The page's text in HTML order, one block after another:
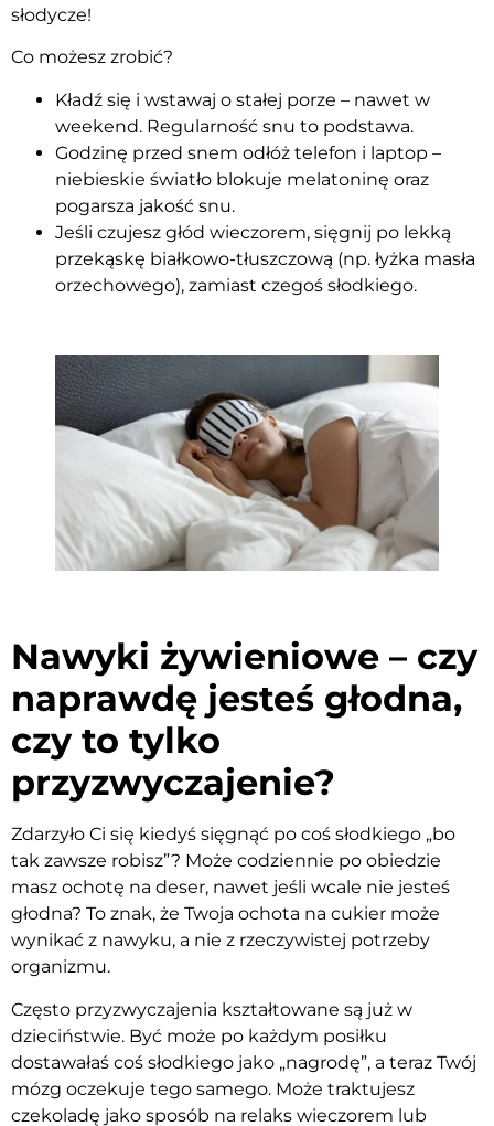
słodycze!
Co możesz zrobić?
Kładź się i wstawaj o stałej porze – nawet w
weekend. Regularność snu to podstawa.
Godzinę przed snem odłóż telefon i laptop –
niebieskie światło blokuje melatoninę oraz
pogarsza jakość snu.
Jeśli czujesz głód wieczorem, sięgnij po lekką
przekąskę białkowo-tłuszczową (np. łyżka masła
orzechowego), zamiast czegoś słodkiego.
Nawyki żywieniowe – czy
naprawdę jesteś głodna,
czy to tylko
przyzwyczajenie?
Zdarzyło Ci się kiedyś sięgnąć po coś słodkiego „bo
tak zawsze robisz”? Może codziennie po obiedzie
masz ochotę na deser, nawet jeśli wcale nie jesteś
głodna? To znak, że Twoja ochota na cukier może
wynikać z nawyku, a nie z rzeczywistej potrzeby
organizmu.
Często przyzwyczajenia kształtowane są już w
dzieciństwie. Być może po każdym posiłku
dostawałaś coś słodkiego jako „nagrodę”, a teraz Twój
mózg oczekuje tego samego. Może traktujesz
czekoladę jako sposób na relaks wieczorem lub